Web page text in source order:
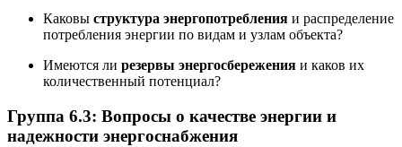
Каковы структура энергопотребления и распределение
потребления энергии по видам и узлам объекта?
Имеются ли резервы энергосбережения и каков их
количественный потенциал?
Группа 6.3: Вопросы о качестве энергии и
надежности энергоснабжения